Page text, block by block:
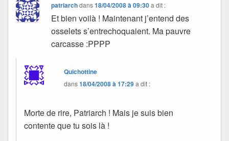
patriarchdans18/04/2008 à 09:30 a dit :
Et bien voilà ! Maintenant j’entend des
osselets s’entrechoquaient. Ma pauvre
carcasse :PPPP
Quichottine
dans18/04/2008 à 17:29a dit :
Morte de rire, Patriarch ! Mais je suis bien
contente que tu sois là !